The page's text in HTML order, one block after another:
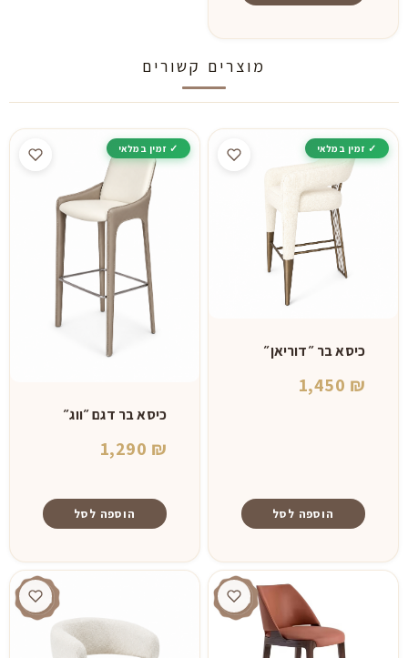
מוצרים קשורים
כיסא בר ״דוריאן״
1,450 ₪
הוספה לסל
כיסא בר דגם ״ווג״
1,290 ₪
הוספה לסל